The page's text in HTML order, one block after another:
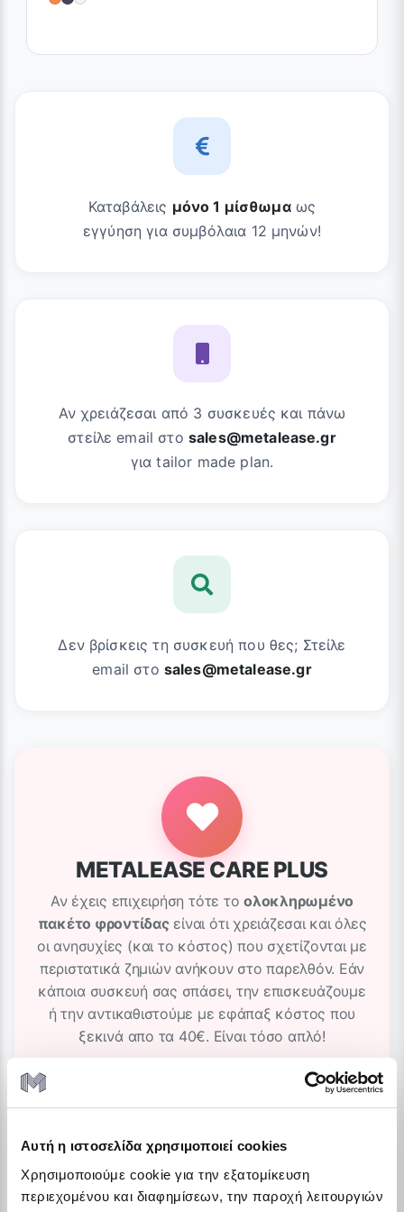
Αυτή η ιστοσελίδα χρησιμοποιεί cookies
Χρησιμοποιούμε cookie για την εξατομίκευση
περιεχομένου και διαφημίσεων, την παροχή λειτουργιών
Καταβάλεις μόνο 1 μίσθωμαως
εγγύηση για συμβόλαια 12 μηνών!
Αν χρειάζεσαι από 3 συσκευές και πάνω
στείλε email στο sales@metalease.gr
για tailor made plan.
Δεν βρίσκεις τη συσκευή που θες; Στείλε
email στο sales@metalease.gr
METALEASE CARE PLUS
Αν έχεις επιχειρήση τότε τοολοκληρωμένο
πακέτο φροντίδαςείναι ότι χρειάζεσαι και όλες
οι ανησυχίες (και το κόστος) που σχετίζονται με
περιστατικά ζημιών ανήκουν στο παρελθόν. Εάν
κάποια συσκευή σας σπάσει, την επισκευάζουμε
ή την αντικαθιστούμε με εφάπαξ κόστος που
ξεκινά απο τα 40€. Είναι τόσο απλό!
Οφέλη